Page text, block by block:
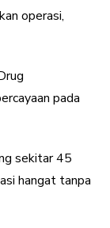
operasi,
pada
sekitar 45
hangat tanpa